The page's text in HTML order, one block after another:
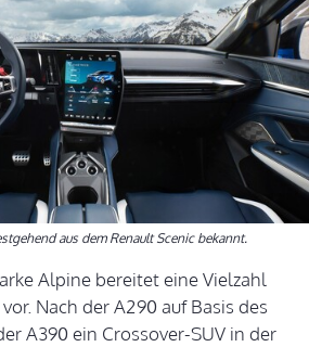
aus dem Renault Scenic bekannt.
Alpine bereitet eine Vielzahl
Nach der A290 auf Basis des
A390 ein Crossover-SUV in der